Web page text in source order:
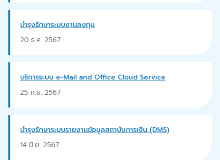
บำรุงรักษาระบบงานลงทุน
20 ธ.ค. 2567
บริการระบบ e-Mail and Office Cloud Service
25 ก.ย. 2567
บำรุงรักษาระบบรายงานข้อมูลสถาบันการเงิน (DMS)
14 มิ.ย. 2567